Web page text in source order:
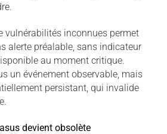
vulnérabilités inconnues permet
alerte préalable, sans indicateur
au moment critique.
un événement observable, mais
persistant, qui invalide
devient obsolète